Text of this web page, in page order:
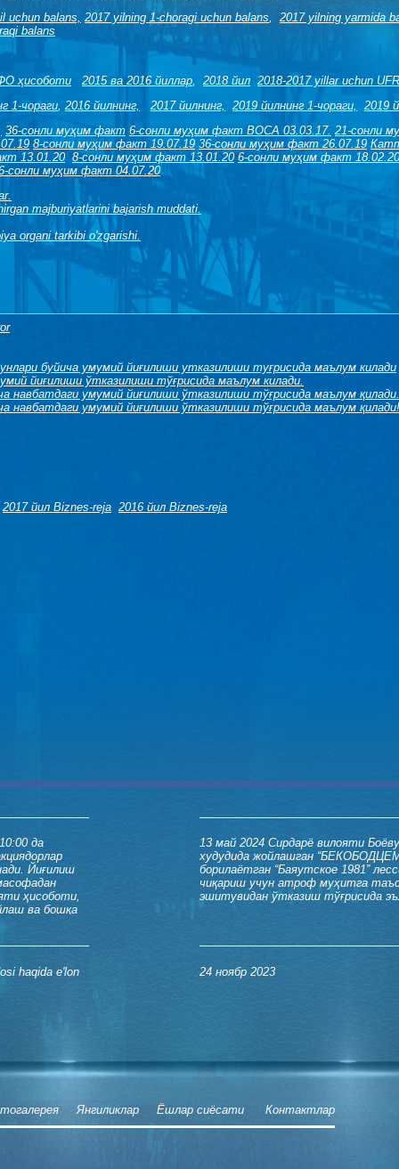
uchun balans, 2017 yilning 1-choragi uchun balans
2017 yilning yarmida
balans
ҳисоботи 2015 ва 2016 йиллар 2018 йил 2018-2017 yillar uchun
1-чораги 2016 йилнинг, 2017 йилнинг, 2019 йилнинг 1-чораги,
2019
36-сонли муҳим факт 6-сонли муҳим факт ВОСА 03.03.17. 21-сонли
8-сонли муҳим факт 19.07.19 36-сонли муҳим факт 26.07.19
13.01.20 8-сонли муҳим факт 13.01.20 6-сонли муҳим факт 18.02.20
сонли муҳим факт 04.07.20
majburiyatlarini bajarish muddati.
organi tarkibi o'zgarishi.
буйича умумий йиғилиши утказилиши туғрисида маълум килади
йиғилиши ўтказилиши тўғрисида маълум килади.
навбатдаги умумий йиғилиши ўтказилиши тўғрисида маълум қилади.
навбатдаги умумий йиғилиши ўтказилиши тўғрисида маълум қилади!
2017 йил Biznes-reja 2016 йил Biznes-reja
да
Йиғилиш
ҳисоботи,
ва бошқа
13 май 2024 Сирдарё вилояти
худудида жойлашган
борилаётган “Баяутское 1981”
чиқариш учун атроф муҳитга
эшитувидан ўтказиш тўғрисида
haqida e'lon 24 ноябр 2023
Янгиликлар Ёшлар сиёсати Контактлар